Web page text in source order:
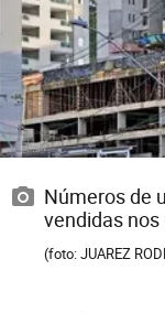
Números de
vendidas
(foto: JUAREZ